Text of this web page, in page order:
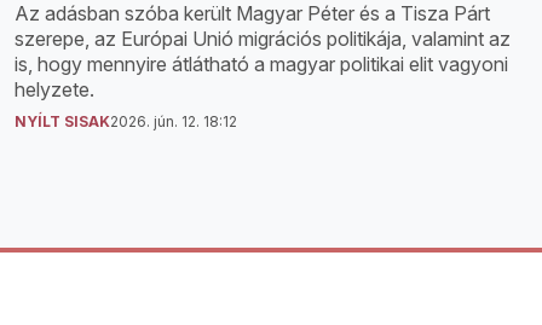
Az adásban szóba került Magyar Péter és a Tisza Párt
szerepe, az Európai Unió migrációs politikája, valamint az
is, hogy mennyire átlátható a magyar politikai elit vagyoni
helyzete.
NYÍLT SISAK2026. jún. 12. 18:12